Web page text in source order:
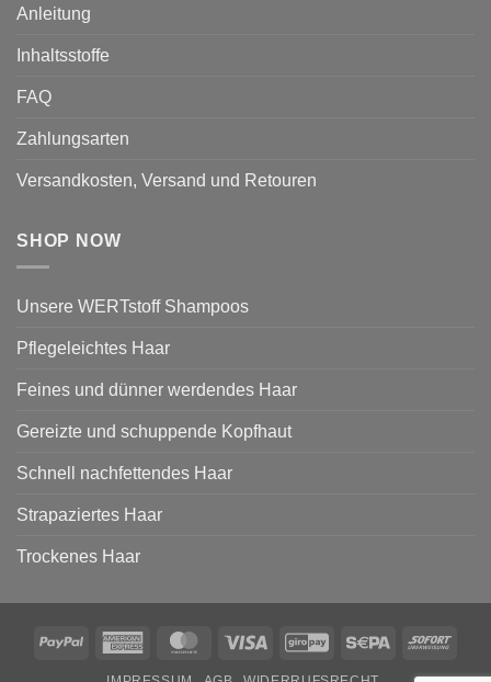
Anleitung
Inhaltsstoffe
FAQ
Zahlungsarten
Versandkosten, Versand und Retouren
SHOP NOW
Unsere WERTstoff Shampoos
Pflegeleichtes Haar
Feines und dünner werdendes Haar
Gereizte und schuppende Kopfhaut
Schnell nachfettendes Haar
Strapaziertes Haar
Trockenes Haar
PayPal
American
MasterCardVisa GiroPay Sepa Sofort